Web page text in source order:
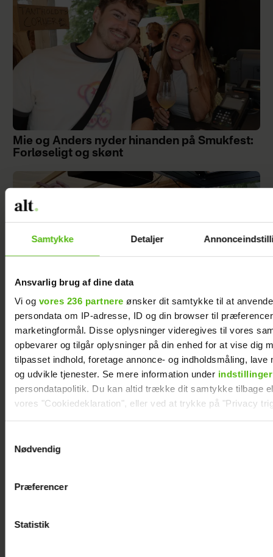
Samtykke Detaljer
Ansvarlig brug af dine data
Vi og vores 236 partnere ønsker dit samtykke til at
persondata om IP-adresse, ID og din browser til
marketingformål. Disse oplysninger videregives til vores
opbevarer og tilgår oplysninger på din enhed for at vise dig
tilpasset indhold, foretage annonce- og indholdsmåling, lave
og udvikle tjenester. Se mere information under indstillinger
persondatapolitik. Du kan altid trække dit samtykke tilbage
vores "Cookiedeklaration", eller ved at trykke på "Privacy
Vi anvender egne cookies og cookies fra tredjeparter til at
generere statistik og huske dine præferencer samt til brug
Nødvendig
Præferencer
Statistik
Mie og Anders nyder hinanden på Smukfest:
Forløseligt og skønt
Se videoen: Jesper Buch som DJ på
Smukfest